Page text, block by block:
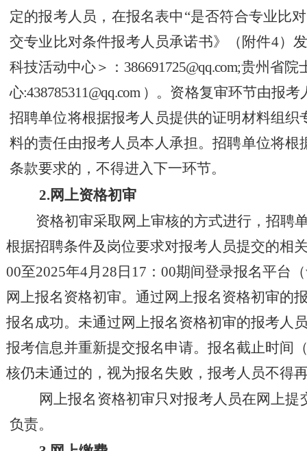
定的报考人员，在报名表中“是否符合专业比
交专业比对条件报考人员承诺书》（附件4）
科技活动中心＞ ： 386691725@qq.com;贵州省院
心:438785311@qq.com ） 。 资格复审环节由报考
招聘单位将根据报考人员提供的证明材料组
料的责任由报考人员本人承担。招聘单位将
条款要求的，不得进入下一环节。
2.网上资格初审
资格初审采取网上审核的方式进行，招聘
根据招聘条件及岗位要求对报考人员提交的相
00至2025年4月 28 日 17 ： 00期间登录报名平台 （
网上报名资格初审。通过网上报名资格初审的
报名成功。未通过网上报名资格初审的报考人
报考信息并重新提交报名申请。报名截止时间
核仍未通过的，视为报名失败，报考人员不得
网上报名资格初审只对报考人员在网上
负责。